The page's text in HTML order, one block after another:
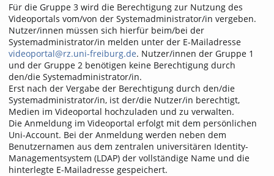
Für die Gruppe 3 wird die Berechtigung zur Nutzung des
Videoportals vom/von der Systemadministrator/in vergeben.
Nutzer/innen müssen sich hierfür beim/bei der
Systemadministrator/in melden unter der E-Mailadresse
videoportal@rz.uni-freiburg.de. Nutzer/innen der Gruppe 1
und der Gruppe 2 benötigen keine Berechtigung durch
den/die Systemadministrator/in.
Erst nach der Vergabe der Berechtigung durch den/die
Systemadministrator/in, ist der/die Nutzer/in berechtigt,
Medien im Videoportal hochzuladen und zu verwalten.
Die Anmeldung im Videoportal erfolgt mit dem persönlichen
Uni-Account. Bei der Anmeldung werden neben dem
Benutzernamen aus dem zentralen universitären Identity-
Managementsystem (LDAP) der vollständige Name und die
hinterlegte E-Mailadresse gespeichert.